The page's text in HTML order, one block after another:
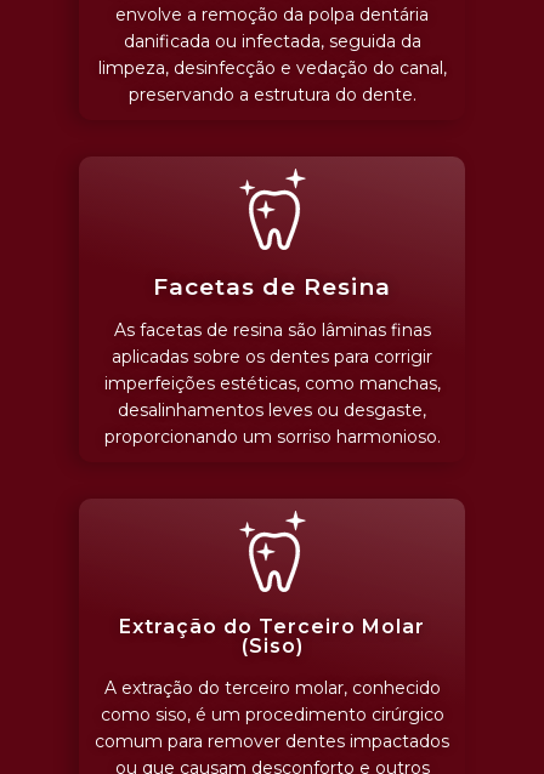
envolve a remoção da polpa dentária
danificada ou infectada, seguida da
limpeza, desinfecção e vedação do canal,
preservando a estrutura do dente.
Facetas de Resina
As facetas de resina são lâminas finas
aplicadas sobre os dentes para corrigir
imperfeições estéticas, como manchas,
desalinhamentos leves ou desgaste,
proporcionando um sorriso harmonioso.
Extração do Terceiro Molar
(Siso)
A extração do terceiro molar, conhecido
como siso, é um procedimento cirúrgico
comum para remover dentes impactados
ou que causam desconforto e outros